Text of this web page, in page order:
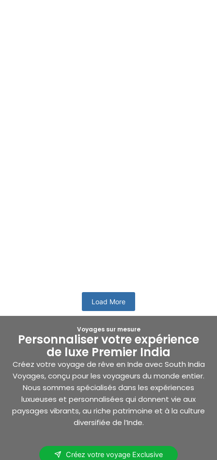
Load More
Voyages sur mesure
Personnaliser votre expérience
de luxe Premier India
Créez votre voyage de rêve en Inde avec South India
Voyages, conçu pour les voyageurs du monde entier.
Nous sommes spécialisés dans les expériences
luxueuses et personnalisées qui donnent vie aux
paysages vibrants, au riche patrimoine et à la culture
diversifiée de l’Inde.
Créez votre voyage Exclusive